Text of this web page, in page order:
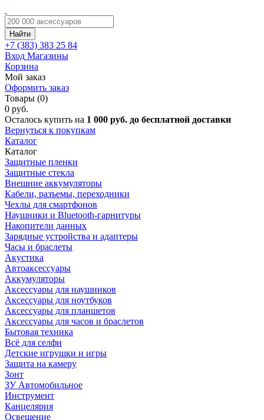
Найти
+7 (383) 383 25 84
Вход Магазины
Корзина
Мой заказ
Оформить заказ
Товары (0)
0 руб.
Осталось купить на 1 000 руб. до бесплатной доставки
Вернуться к покупкам
Каталог
Каталог
Защитные пленки
Защитные стекла
Внешние аккумуляторы
Кабели, разъемы, переходники
Чехлы для смартфонов
Наушники и Bluetooth-гарнитуры
Накопители данных
Зарядные устройства и адаптеры
Часы и браслеты
Акустика
Автоаксессуары
Аккумуляторы
Аксессуары для наушников
Аксессуары для ноутбуков
Аксессуары для планшетов
Аксессуары для часов и браслетов
Бытовая техника
Всё для селфи
Детские игрушки и игры
Защита на камеру
Зонт
ЗУ Автомобильное
Инструмент
Канцелярия
Освещение